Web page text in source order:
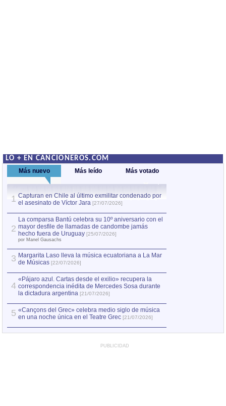
LO + EN CANCIONEROS.COM
Más nuevo Más leído Más votado
1 Capturan en Chile al último exmilitar condenado por
el asesinato de Víctor Jara [27/07/2026]
2
La comparsa Bantú celebra su 10º aniversario con el
mayor desfile de llamadas de candombe jamás
hecho fuera de Uruguay [25/07/2026]
por Manel Gausachs
3 Margarita Laso lleva la música ecuatoriana a La Mar
de Músicas [22/07/2026]
4
«Pájaro azul. Cartas desde el exilio» recupera la
correspondencia inédita de Mercedes Sosa durante
la dictadura argentina [21/07/2026]
5 «Cançons del Grec» celebra medio siglo de música
en una noche única en el Teatre Grec [21/07/2026]
PUBLICIDAD